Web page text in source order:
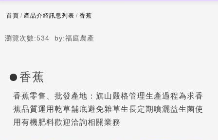
首頁 / 產品介紹訊息列表 / 香蕉
瀏覽次數:534 by:福庭農產
香蕉
香蕉零售、批發產地：旗山嚴格管理生產過程為求香
蕉品質運用乾草舖底避免雜草生長定期噴灑益生菌使
用有機肥料歡迎洽詢相關業務